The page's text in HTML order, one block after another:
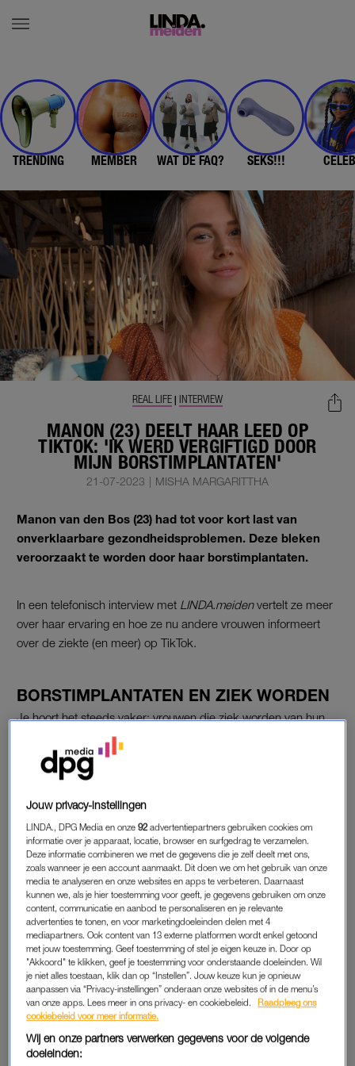
TRENDING MEMBER WAT DE FAQ? SEKS!!!
MANON (23) DEELT HAAR LEED OP
TIKTOK: 'IK WERD VERGIFTIGD DOOR
MIJN BORSTIMPLANTATEN'
REAL LIFE | INTERVIEW
21-07-2023 | MISHA MARGARITTHA
Manon van den Bos (23) had tot voor kort last van
onverklaarbare gezondheidsproblemen. Deze bleken
veroorzaakt te worden door haar borstimplantaten.
In een telefonisch interview met LINDA.meidenvertelt ze meer
over haar ervaring en hoe ze nu andere vrouwen informeert
over de ziekte (en meer) op TikTok.
BORSTIMPLANTATEN EN ZIEK WORDEN
Je hoort het steeds vaker:vrouwen die ziek worden van hun
. De 23-jarige Manon liet anderhalf jaar
geleden haar borsten vergroten. “Ik was onzeker over mijn
cupmaat. Nadat ik tien kilo was afgevallen was er nog maar
besloot ik ze te laten vergroten.” Toen Manon net was genezen
van de ingreep kreeg ze last van onverklaarbare klachten.
“Op vakantie in Mexico werd ik ziek. Ik dacht dat ik een
bacterie had opgelopen. Eenmaal terug in Nederland
constateerde de arts prikkelbare darmsyndroom (PBS).”
ONVERKLAARBARE VERSCHIJNSELEN
Naast klachten die bij PBS horen kreeg Manon ook last van
kortademigheid, verkrampingen in haar bovenlichaam en
angstaanvallen. Daarnaast had ze pijn bij het dragen van een
bh, last van gewrichtspijn en had ze áltijd wallen onder haar
ogen. Artsen wisten niet waar ze naar zochten, waardoor ze
Jouw privacy-instellingen
LINDA., DPG Media en onze92 advertentiepartners gebruiken cookies om
informatie over je apparaat, locatie, browser en surfgedrag te verzamelen.
Deze informatie combineren we met de gegevens die je zelf deelt met ons,
zoals wanneer je een account aanmaakt. Dit doen we om het gebruik van onze
media te analyseren en onze websites en apps te verbeteren. Daarnaast
kunnen we, als je hier toestemming voor geeft, je gegevens gebruiken om onze
content, communicatie en aanbod te personaliseren en je relevante
advertenties te tonen, en voor marketingdoeleinden delen met 4
mediapartners. Ook content van 13 externe platformen wordt enkel getoond
met jouw toestemming. Geef toestemming of stel je eigen keuze in. Door op
"Akkoord" te klikken, geef je toestemming voor onderstaande doeleinden. Wil
je niet alles toestaan, klik dan op “Instellen”. Jouw keuze kun je opnieuw
aanpassen via “Privacy-instellingen” onderaan onze websites of in de menu’s
van onze apps. Lees meer in ons privacy- en cookiebeleid.
Raadpleeg ons
cookiebeleid voor meer informatie.
Wij en onze partners verwerken gegevens voor de volgende
doeleinden: